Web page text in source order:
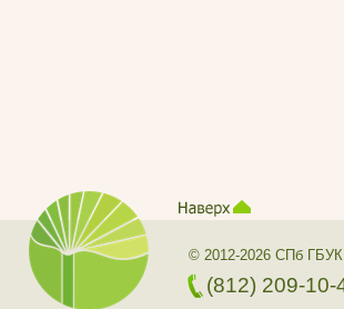
© 2012-2026 СПб ГБУК
(812) 209-10-